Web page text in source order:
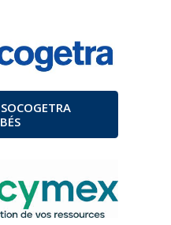
SOCOGETRA